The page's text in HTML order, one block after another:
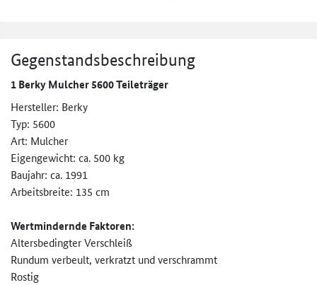
Gegenstandsbeschreibung
1 Berky Mulcher 5600 Teileträger
Hersteller: Berky
Typ: 5600
Art: Mulcher
Eigengewicht: ca. 500 kg
Baujahr: ca. 1991
Arbeitsbreite: 135 cm
Wertmindernde Faktoren:
Altersbedingter Verschleiß
Rundum verbeult, verkratzt und verschrammt
Rostig